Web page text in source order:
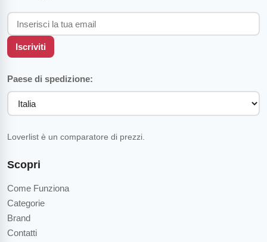
Scopri
Come Funziona
Categorie
Brand
Contatti
Iscriviti
Paese di spedizione:
Loverlist è un comparatore di prezzi.